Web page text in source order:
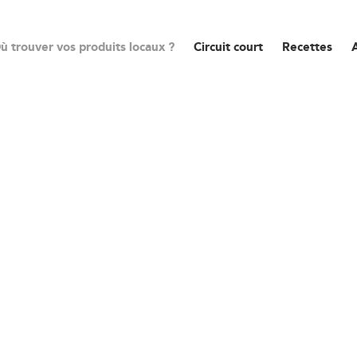
trouver vos produits locaux ? Circuit court Recettes